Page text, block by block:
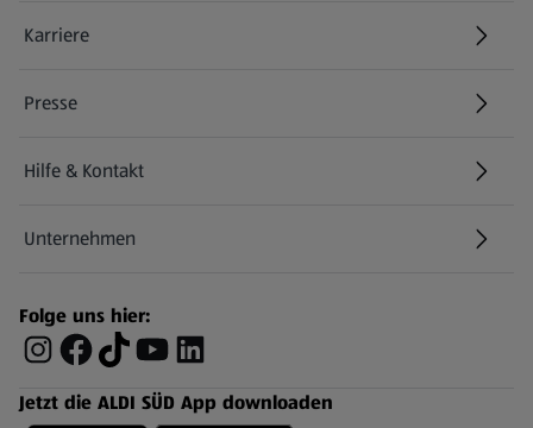
Karriere
Presse
Hilfe & Kontakt
(öffnet in einem neuen Tab)
Unternehmen
Folge uns hier:
Jetzt die ALDI SÜD App downloaden